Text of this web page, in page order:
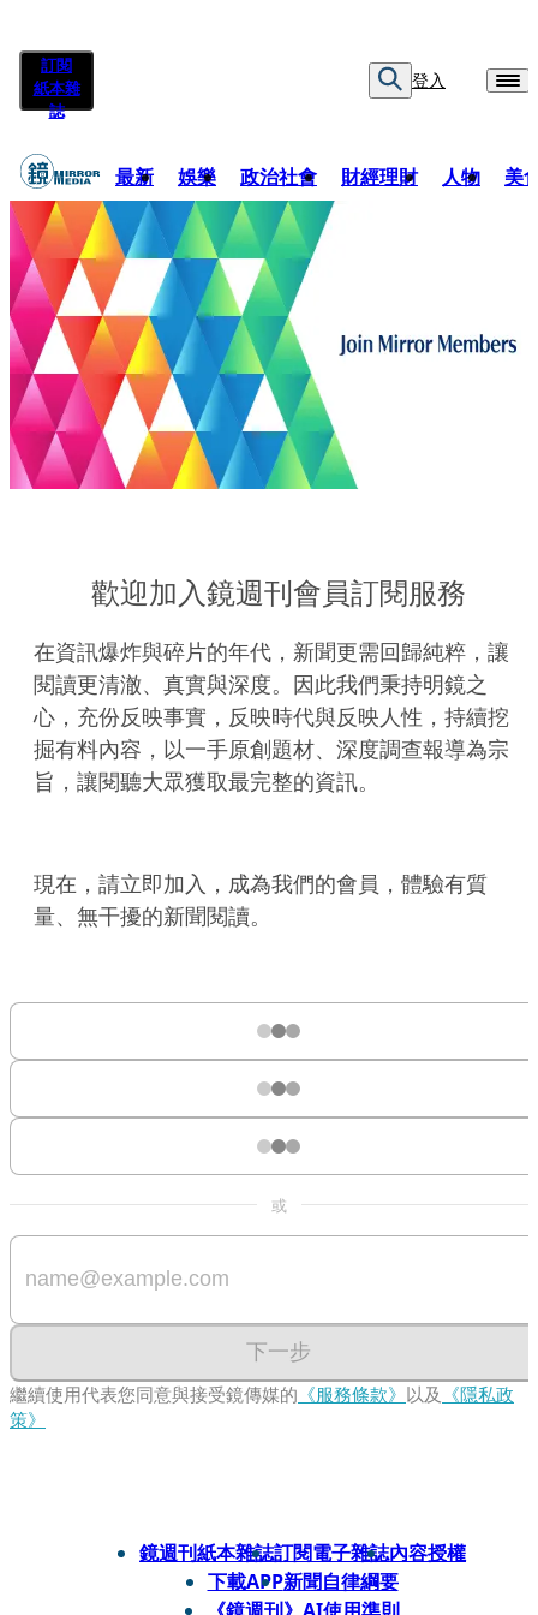
訂閱
紙本雜
誌
登入
最新 娛樂 政治社會 財經理財 人物 美
歡迎加入鏡週刊會員訂閱服務
在資訊爆炸與碎片的年代，新聞更需回歸純粹，讓
閱讀更清澈、真實與深度。因此我們秉持明鏡之
心，充份反映事實，反映時代與反映人性，持續挖
掘有料內容，以一手原創題材、深度調查報導為宗
旨，讓閱聽大眾獲取最完整的資訊。
現在，請立即加入，成為我們的會員，體驗有質
量、無干擾的新聞閱讀。
或
下一步
繼續使用代表您同意與接受鏡傳媒的 《服務條款》 以及 《隱私政
策》
鏡週刊紙本雜誌訂閱電子雜誌內容授權
下載APP新聞自律綱要